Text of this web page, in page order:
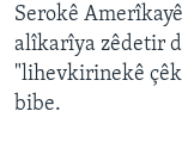
Zimanên Din
Serokê
alîkarîya zêdetir
"lihevkirinekê
bibe.